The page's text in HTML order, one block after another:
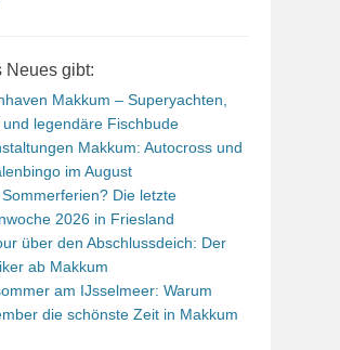
Neues gibt:
Makkum – Superyachten,
und legendäre Fischbude
Makkum: Autocross und
im August
Die letzte
2026 in Friesland
über den Abschlussdeich: Der
ab Makkum
am IJsselmeer: Warum
die schönste Zeit in Makkum